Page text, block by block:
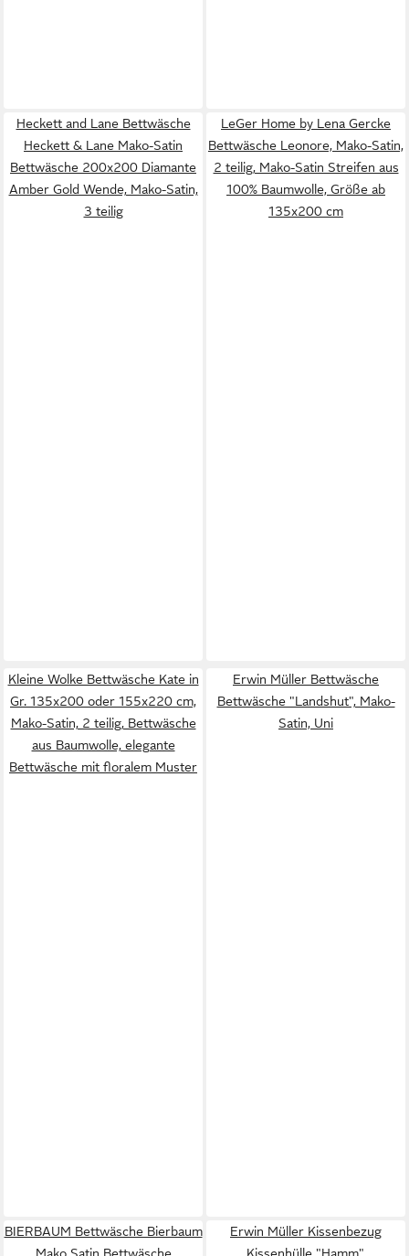
Heckett and Lane Bettwäsche
Heckett & Lane Mako-Satin
Bettwäsche 200x200 Diamante
Amber Gold Wende, Mako-Satin,
3 teilig
LeGer Home by Lena Gercke
Bettwäsche Leonore, Mako-Satin,
2 teilig, Mako-Satin Streifen aus
100% Baumwolle, Größe ab
135x200 cm
Kleine Wolke Bettwäsche Kate in
Gr. 135x200 oder 155x220 cm,
Mako-Satin, 2 teilig, Bettwäsche
aus Baumwolle, elegante
Bettwäsche mit floralem Muster
Erwin Müller Bettwäsche
Bettwäsche "Landshut", Mako-
Satin, Uni
BIERBAUM Bettwäsche Bierbaum
Erwin Müller Kissenbezug